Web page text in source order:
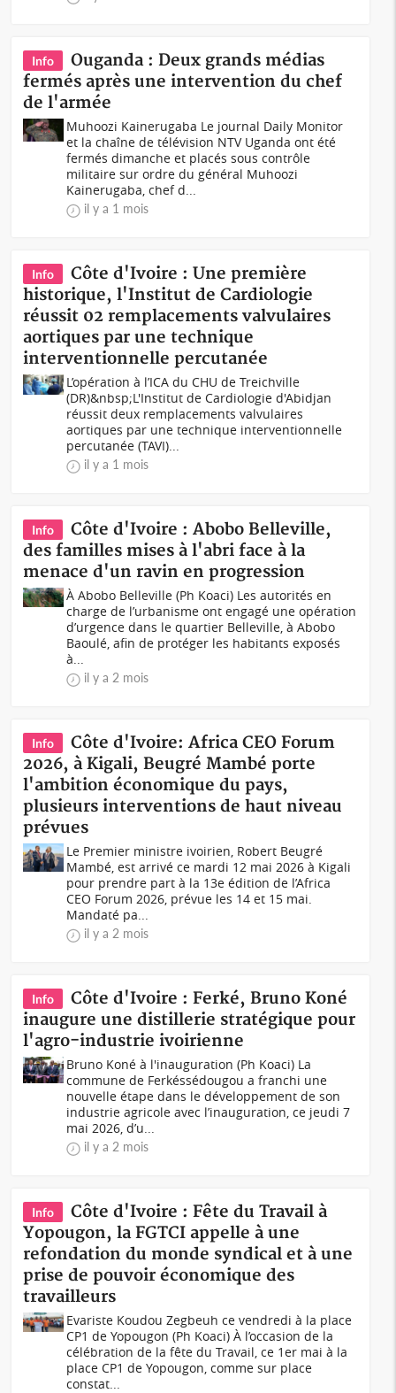
Info
Ouganda : Deux grands médias
fermés après une intervention du chef
de l'armée
Muhoozi Kainerugaba Le journal Daily Monitor
et la chaîne de télévision NTV Uganda ont été
fermés dimanche et placés sous contrôle
militaire sur ordre du général Muhoozi
Kainerugaba, chef d...
il y a 1 mois
Info
Côte d'Ivoire : Une première
historique, l'Institut de Cardiologie
réussit 02 remplacements valvulaires
aortiques par une technique
interventionnelle percutanée
L’opération à l’ICA du CHU de Treichville
(DR)&nbsp;L'Institut de Cardiologie d'Abidjan
réussit deux remplacements valvulaires
aortiques par une technique interventionnelle
percutanée (TAVI)...
il y a 1 mois
Info
Côte d'Ivoire : Abobo Belleville,
des familles mises à l'abri face à la
menace d'un ravin en progression
À Abobo Belleville (Ph Koaci) Les autorités en
charge de l’urbanisme ont engagé une opération
d’urgence dans le quartier Belleville, à Abobo
Baoulé, afin de protéger les habitants exposés
à...
il y a 2 mois
Info
Côte d'Ivoire: Africa CEO Forum
2026, à Kigali, Beugré Mambé porte
l'ambition économique du pays,
plusieurs interventions de haut niveau
prévues
Le Premier ministre ivoirien, Robert Beugré
Mambé, est arrivé ce mardi 12 mai 2026 à Kigali
pour prendre part à la 13e édition de l’Africa
CEO Forum 2026, prévue les 14 et 15 mai.
Mandaté pa...
il y a 2 mois
Info
Côte d'Ivoire : Ferké, Bruno Koné
inaugure une distillerie stratégique pour
l'agro-industrie ivoirienne
Bruno Koné à l'inauguration (Ph Koaci) La
commune de Ferkéssédougou a franchi une
nouvelle étape dans le développement de son
industrie agricole avec l’inauguration, ce jeudi 7
mai 2026, d’u...
il y a 2 mois
Info
Côte d'Ivoire : Fête du Travail à
Yopougon, la FGTCI appelle à une
refondation du monde syndical et à une
prise de pouvoir économique des
travailleurs
Evariste Koudou Zegbeuh ce vendredi à la place
CP1 de Yopougon (Ph Koaci) À l’occasion de la
célébration de la fête du Travail, ce 1er mai à la
place CP1 de Yopougon, comme sur place
constat...